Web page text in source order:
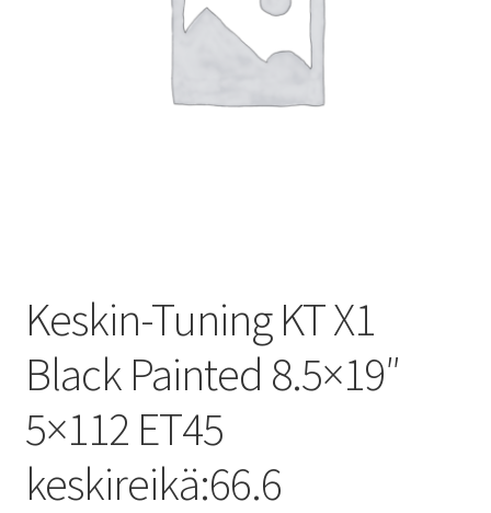
Keskin-Tuning KT X1
Black Painted 8.5×19″
5×112 ET45
keskireikä:66.6